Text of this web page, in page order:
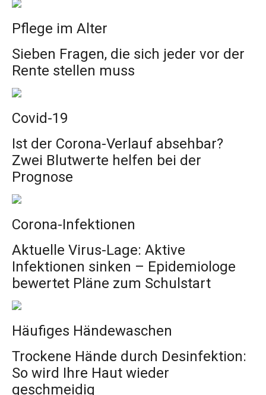
Pflege im Alter
Sieben Fragen, die sich jeder vor der
Rente stellen muss
Covid-19
Ist der Corona-Verlauf absehbar?
Zwei Blutwerte helfen bei der
Prognose
Corona-Infektionen
Aktuelle Virus-Lage: Aktive
Infektionen sinken – Epidemiologe
bewertet Pläne zum Schulstart
Häufiges Händewaschen
Trockene Hände durch Desinfektion:
So wird Ihre Haut wieder
geschmeidig